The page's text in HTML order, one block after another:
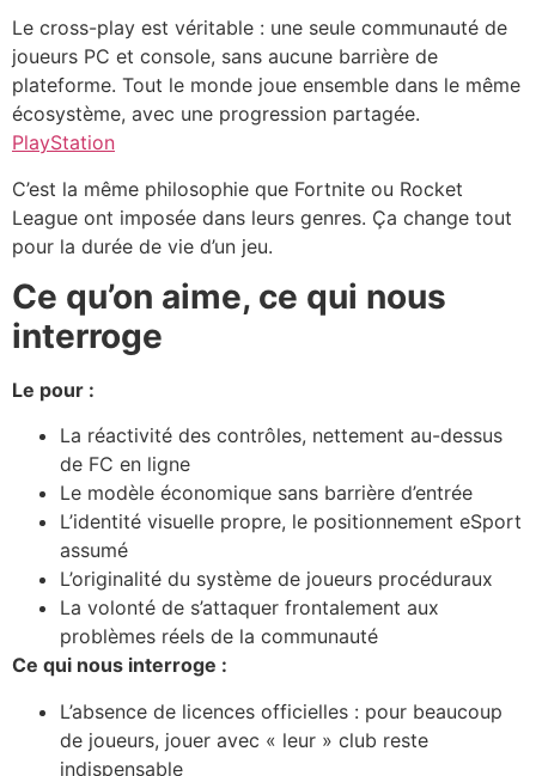
Le cross-play est véritable : une seule communauté de
joueurs PC et console, sans aucune barrière de
plateforme. Tout le monde joue ensemble dans le même
écosystème, avec une progression partagée.
PlayStation
C’est la même philosophie que Fortnite ou Rocket
League ont imposée dans leurs genres. Ça change tout
pour la durée de vie d’un jeu.
Ce qu’on aime, ce qui nous
interroge
Le pour :
La réactivité des contrôles, nettement au-dessus
de FC en ligne
Le modèle économique sans barrière d’entrée
L’identité visuelle propre, le positionnement eSport
assumé
L’originalité du système de joueurs procéduraux
La volonté de s’attaquer frontalement aux
problèmes réels de la communauté
Ce qui nous interroge :
L’absence de licences officielles : pour beaucoup
de joueurs, jouer avec « leur » club reste
indispensable